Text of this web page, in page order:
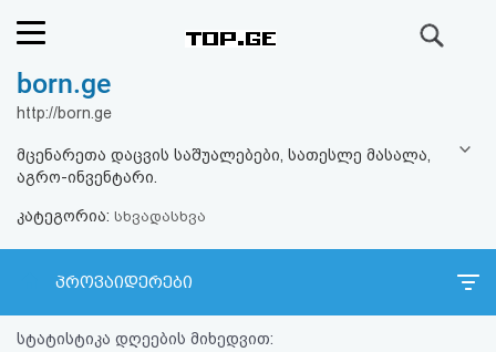
რეიტინგი
კითხვა-
პასუხი
born.ge
http://born.ge
მცენარეთა დაცვის საშუალებები, სათესლე მასალა,
აგრო-ინვენტარი.
კატეგორია: სხვადასხვა
პროვაიდერები
სტატისტიკა დღეების მიხედვით: